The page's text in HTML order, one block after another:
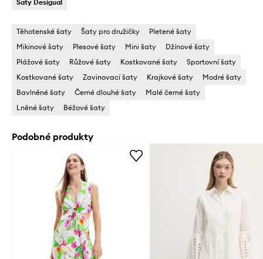
Šaty Desigual
Těhotenské šaty Šaty pro družičky
Pletené šaty
Mikinové šaty
Plesové šaty Mini šaty
Džínové šaty
Plážové šaty
Růžové šaty Kostkované šaty
Sportovní šaty
Kostkované šaty
Zavinovací šaty Krajkové šaty
Modré šaty
Bavlněné šaty
Černé dlouhé šaty
Malé černé šaty
Lněné šaty
Béžové šaty
Podobné produkty